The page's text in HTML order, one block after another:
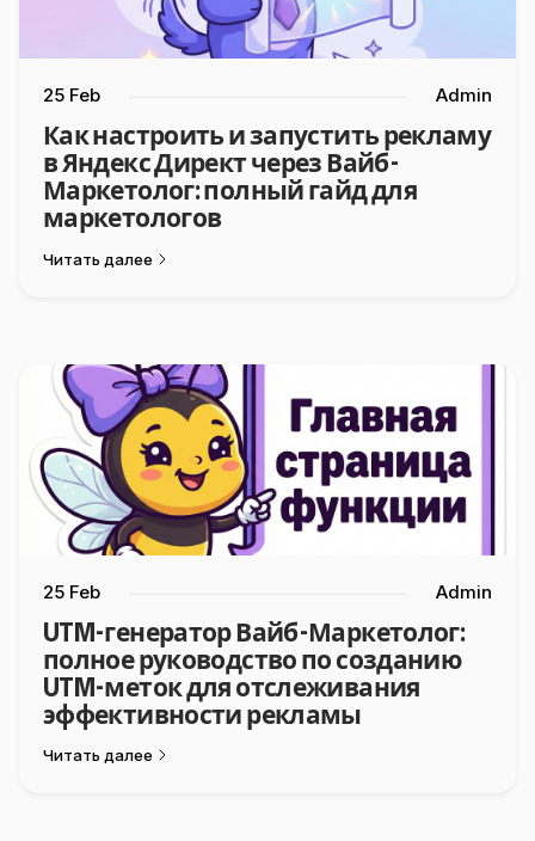
25 Feb Admin
Как настроить и запустить рекламу
в Яндекс Директ через Вайб-
Маркетолог: полный гайд для
маркетологов
Читать далее
25 Feb Admin
UTM-генератор Вайб-Маркетолог:
полное руководство по созданию
UTM-меток для отслеживания
эффективности рекламы
Читать далее